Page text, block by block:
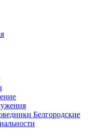
Белгородские